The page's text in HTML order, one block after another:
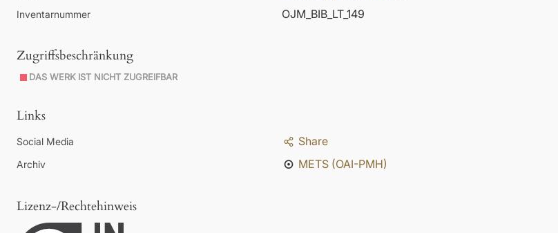
Inventarnummer OJM_BIB_LT_149
Zugriffsbeschränkung
DAS WERK IST NICHT ZUGREIFBAR
Links
Social Media Share
Archiv METS (OAI-PMH)
Lizenz-/Rechtehinweis